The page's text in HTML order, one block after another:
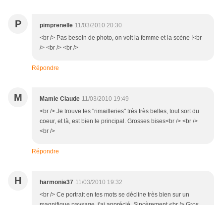
P pimprenelle 11/03/2010 20:30
<br /> Pas besoin de photo, on voit la femme et la scène !<br
/> <br /> <br />
Répondre
M Mamie Claude 11/03/2010 19:49
<br /> Je trouve tes "rimailleries" très très belles, tout sort du
coeur, et là, est bien le principal. Grosses bises<br /> <br />
<br />
Répondre
H harmonie37 11/03/2010 19:32
<br /> Ce portrait en tes mots se décline très bien sur un